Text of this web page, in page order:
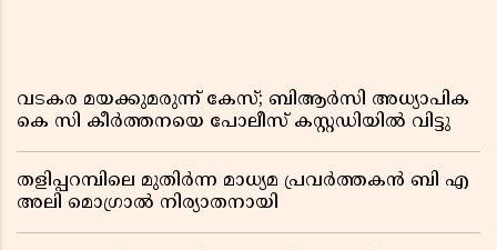
വടകര മയക്കുമരുന്ന് കേസ്; ബിആർസി അധ്യാപിക
കെ സി കീർത്തനയെ പോലീസ് കസ്റ്റഡിയിൽ വിട്ടു
തളിപ്പറമ്പിലെ മുതിർന്ന മാധ്യമ പ്രവർത്തകൻ ബി എ
അലി മൊഗ്രാൽ നിര്യാതനായി